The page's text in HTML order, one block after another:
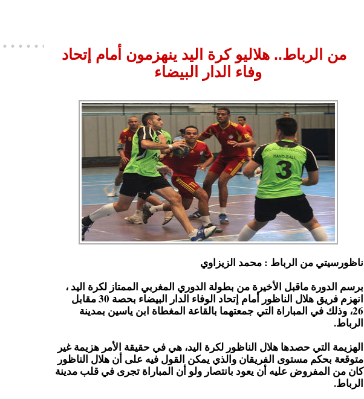
من الرباط.. هلاليو كرة اليد ينهزمون أمام إتحاد
وفاء الدار البيضاء
ناظورسيتي من الرباط : محمد الزيزاوي
برسم الدورة ماقبل الأخيرة من بطولة الدوري المغربي الممتاز لكرة اليد ،
انهزم فريق هلال الناظور أمام إتحاد الوفاء الدار البيضاء بحصة 30 مقابل
26، وذلك في المباراة التي جمعتهما بالقاعة المغطاة ابن ياسين بمدينة
الرباط.
الهزيمة التي حصدها هلال الناظور لكرة اليد، هي في حقيقة الأمر هزيمة غير
متوقعة بحكم مستوى الفريقان والذي يمكن القول فيه على أن هلال الناظور
كان من المفروض عليه أن يعود بانتصار ولو أن المباراة تجرى في قلب مدينة
الرباط.